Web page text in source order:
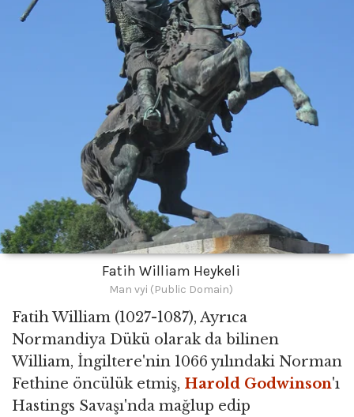
Fatih William Heykeli
Man vyi (Public Domain)
Fatih William (1027-1087), Ayrıca
Normandiya Dükü olarak da bilinen
William, İngiltere'nin 1066 yılındaki Norman
Fethine öncülük etmiş, Harold Godwinson'ı
Hastings Savaşı'nda mağlup edip